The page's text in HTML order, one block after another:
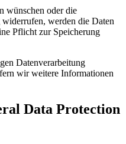
wünschen oder die
werden die Daten
Pflicht zur Speicherung
Datenverarbeitung
wir weitere Informationen
Data Protection